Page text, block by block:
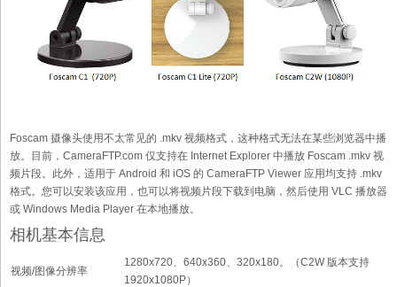
Foscam 摄像头使用不太常见的 .mkv 视频格式，这种格式无法在某些浏览器中播
放。目前，CameraFTP.com 仅支持在 Internet Explorer 中播放 Foscam .mkv 视
频片段。此外，适用于 Android 和 iOS 的 CameraFTP Viewer 应用均支持 .mkv
格式。您可以安装该应用，也可以将视频片段下载到电脑，然后使用 VLC 播放器
或 Windows Media Player 在本地播放。
相机基本信息
视频/图像分辨率
1280x720、640x360、320x180。（C2W 版本支持
1920x1080P）